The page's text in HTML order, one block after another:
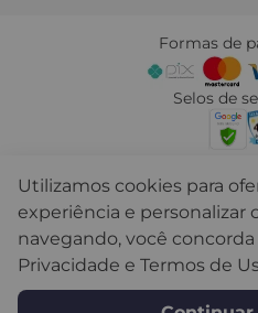
Cimento Queimado
Acessórios e Complementos
Políticas de Privacidade
Mapa do Site
Seja um Franqueado
Formas de
Selos de
Decor Colors Tintas LTDA -
os direitos
Utilizamos cookies para
experiência e personalizar
navegando, você
Privacidade e Termos de